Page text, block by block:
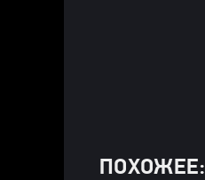
ПОХОЖЕЕ: